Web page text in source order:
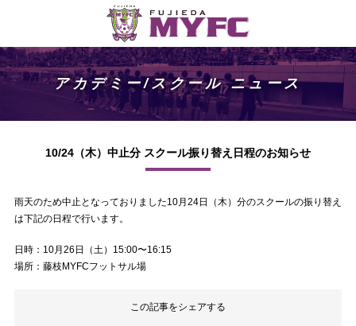
アカデミー/スクール ニュース
10/24（木）中止分 スクール振り替え日程のお知らせ
雨天のため中止となっておりました10月24日（木）分のスクールの振り替え
は下記の日程で行います。
日時：10月26日（土）15:00〜16:15
場所：藤枝MYFCフットサル場
この記事をシェアする